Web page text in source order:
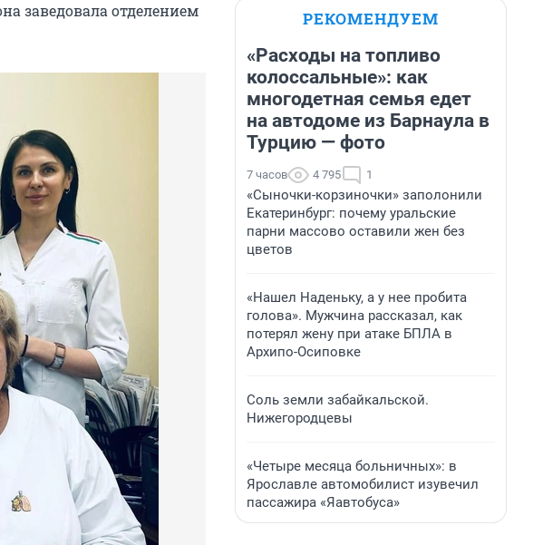
заведовала отделением
РЕКОМЕНДУЕМ
«Расходы на топливо
колоссальные»: как
многодетная семья едет
на автодоме из Барнаула в
Турцию — фото
7 часов 4 795 1
«Сыночки-корзиночки» заполонили
Екатеринбург: почему уральские
парни массово оставили жен без
цветов
«Нашел Наденьку, а у нее пробита
голова». Мужчина рассказал, как
потерял жену при атаке БПЛА в
Архипо-Осиповке
Соль земли забайкальской.
Нижегородцевы
«Четыре месяца больничных»: в
Ярославле автомобилист изувечил
пассажира «Яавтобуса»